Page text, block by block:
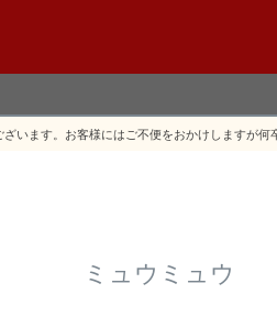
います。お客様にはご不便をおかけしますが何
ミュウミュウ